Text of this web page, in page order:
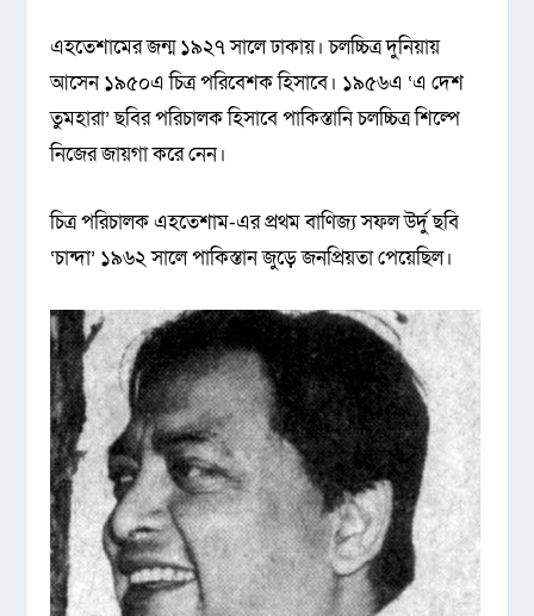
এহতেশামের জন্ম ১৯২৭ সালে ঢাকায়। চলচ্চিত্র দুনিয়ায়
আসেন ১৯৫০এ চিত্র পরিবেশক হিসাবে। ১৯৫৬এ ‘এ দেশ
তুমহারা’ ছবির পরিচালক হিসাবে পাকিস্তানি চলচ্চিত্র শিল্পে
নিজের জায়গা করে নেন।
চিত্র পরিচালক এহতেশাম-এর প্রথম বাণিজ্য সফল উর্দু ছবি
‘চান্দা’ ১৯৬২ সালে পাকিস্তান জুড়ে জনপ্রিয়তা পেয়েছিল।